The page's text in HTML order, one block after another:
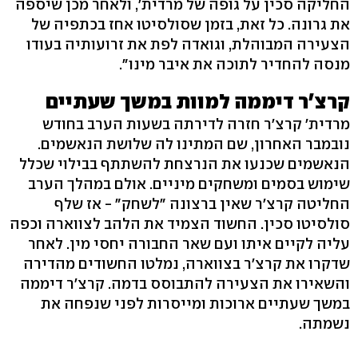
החליקה סכין על גופה של מרדית', ולאחר מכן שיספה
את גרונה. כל זאת, בזמן שסולסיטו אחז בכתפיה של
הצעירה המבוהלת, וגואדה לפת את זרועותיה בעודו
מנסה להחדיר לתוכה את איבר מינו".
קרצ'ר דיממה למוות במשך שעתיים
מרדית' קרצ'ר חזרה לדירתה בשעות הערב בחודש
נובמבר האחרון, שם המתינו לה שלושת הנאשמים.
הנאשמים שכנעו את הנרצחת להשתתף בבילוי שכלל
שימוש בסמים ומשחקים מיניים. אולם במהלך הערב
החליטה קרצ'ר שאין ברצונה "לשחק" - אז שלף
סולסיטו סכין. החשוד הצמיד את הלהב לצווארה וכפה
עליה לקיים איתו ועם שאר החבורה יחסי מין. לאחר
שדקרו את קרצ'ר בצווארה, נמלטו החשודים מהדירה
והשאירו את הצעירה להתבוסס בדמה. קרצ'ר דיממה
במשך שעתיים ארוכות ומייסרות לפני שנפחה את
נשמתה.